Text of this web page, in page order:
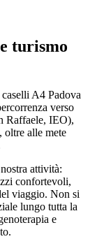
turismo
A4 Padova
verso
Raffaele, IEO),
oltre alle mete
attività:
confortevoli,
viaggio. Non si
lungo tutta la
e